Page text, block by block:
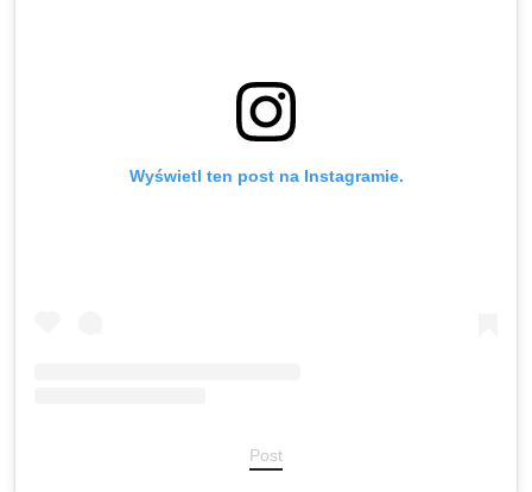
Wyświetl ten post na Instagramie.
Post